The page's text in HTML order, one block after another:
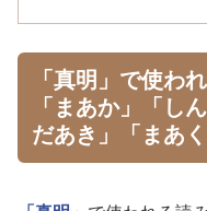
「真明」で使わ
「まあか」「し
だあき」「まあく